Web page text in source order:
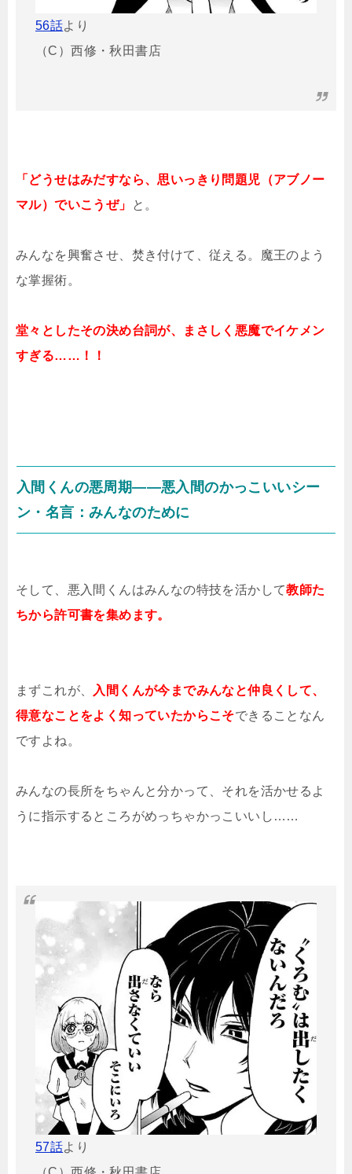
56話より
（C）西修・秋田書店
「どうせはみだすなら、思いっきり問題児（アブノー
マル）でいこうぜ」
と。
みんなを興奮させ、焚き付けて、従える。魔王のよう
な掌握術。
堂々としたその決め台詞が、まさしく悪魔でイケメン
すぎる……！！
入間くんの悪周期――悪入間のかっこいいシー
ン・名言：みんなのために
そして、悪入間くんはみんなの特技を活かして教師た
ちから許可書を集めます。
まずこれが、
入間くんが今までみんなと仲良くして、
得意なことをよく知っていたからこそできることなん
ですよね。
みんなの長所をちゃんと分かって、それを活かせるよ
うに指示するところがめっちゃかっこいいし……
57話より